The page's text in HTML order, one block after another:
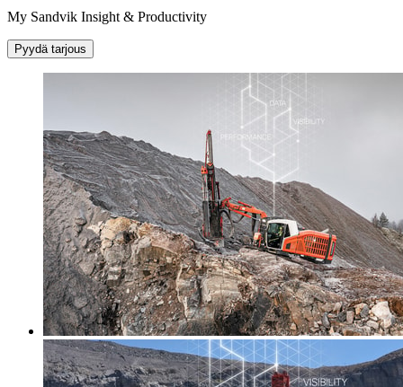
My Sandvik Insight & Productivity
Pyydä tarjous